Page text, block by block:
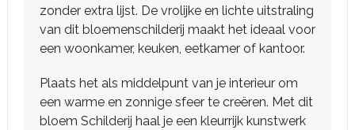
zonder extra lijst. De vrolijke en lichte uitstraling
van dit bloemenschilderij maakt het ideaal voor
een woonkamer, keuken, eetkamer of kantoor.
Plaats het als middelpunt van je interieur om
een warme en zonnige sfeer te creëren. Met dit
bloem Schilderij haal je een kleurrijk kunstwerk